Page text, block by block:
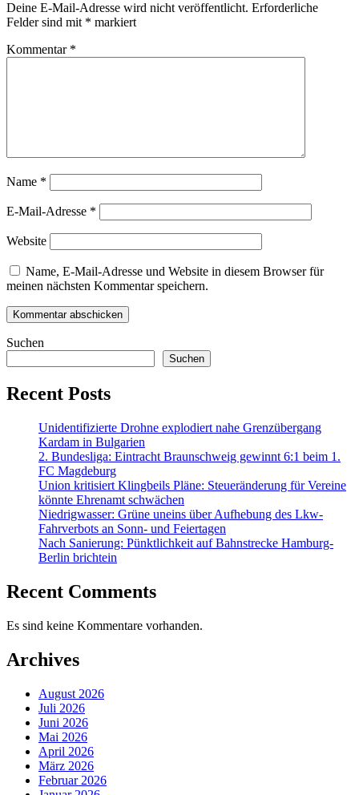
Deine E-Mail-Adresse wird nicht veröffentlicht. Erforderliche
Felder sind mit * markiert
Kommentar *
Name *
E-Mail-Adresse *
Website
Name, E-Mail-Adresse und Website in diesem Browser für
meinen nächsten Kommentar speichern.
Suchen
Suchen
Recent Posts
Unidentifizierte Drohne explodiert nahe Grenzübergang
Kardam in Bulgarien
2. Bundesliga: Eintracht Braunschweig gewinnt 6:1 beim 1.
FC Magdeburg
Union kritisiert Klingbeils Pläne: Steueränderung für Vereine
könnte Ehrenamt schwächen
Niedrigwasser: Grüne uneins über Aufhebung des Lkw-
Fahrverbots an Sonn- und Feiertagen
Nach Sanierung: Pünktlichkeit auf Bahnstrecke Hamburg-
Berlin brichtein
Recent Comments
Es sind keine Kommentare vorhanden.
Archives
August 2026
Juli 2026
Juni 2026
Mai 2026
April 2026
März 2026
Februar 2026